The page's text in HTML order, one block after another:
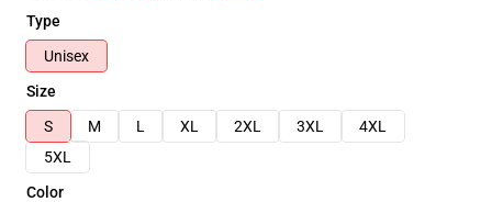
Type
Unisex
Size
S
M L XL 2XL 3XL
4XL
5XL
Color